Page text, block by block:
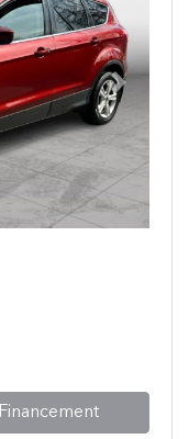
Next
Financement